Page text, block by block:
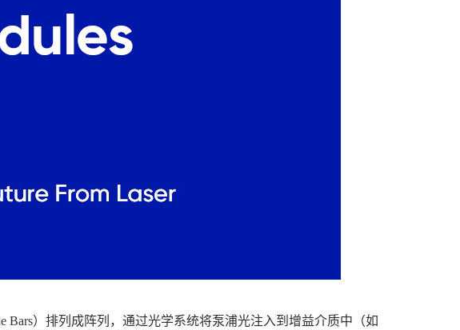
Bars）排列成阵列，通过光学系统将泵浦光注入到增益介质中（如